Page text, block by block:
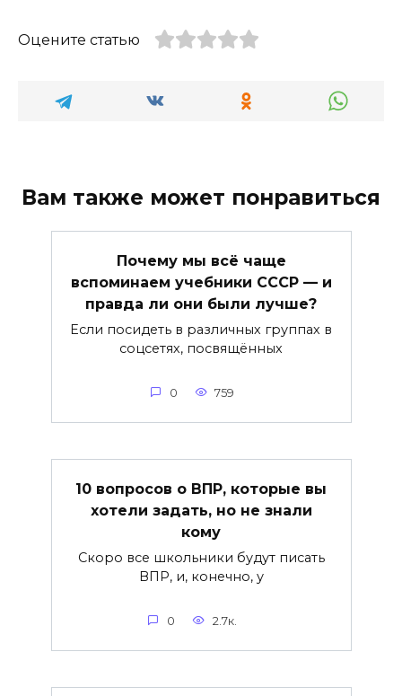
Оцените статью
Вам также может понравиться
Почему мы всё чаще
вспоминаем учебники СССР — и
правда ли они были лучше?
Если посидеть в различных группах в
соцсетях, посвящённых
0 759
10 вопросов о ВПР, которые вы
хотели задать, но не знали
кому
Скоро все школьники будут писать
ВПР, и, конечно, у
0 2.7к.